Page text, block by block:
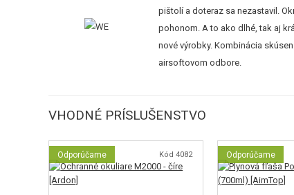
pištolí a doteraz sa nezastavil.
pohonom. A to ako dlhé, tak aj
nové výrobky. Kombinácia
airsoftovom odbore.
VHODNÉ PRÍSLUŠENSTVO
Odporúčame Kód 4082 Odporúčame